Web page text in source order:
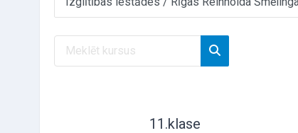
Kursu kategorijas
Meklēt kursus
11.klase